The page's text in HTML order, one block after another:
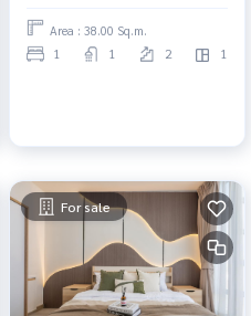
Area : 38.00 Sq.m.
1 1 2 1
For sale